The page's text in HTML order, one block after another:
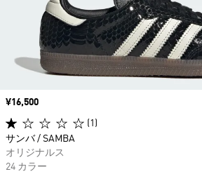
価格
¥16,500
(1)
サンバ / SAMBA
オリジナルス
24 カラー